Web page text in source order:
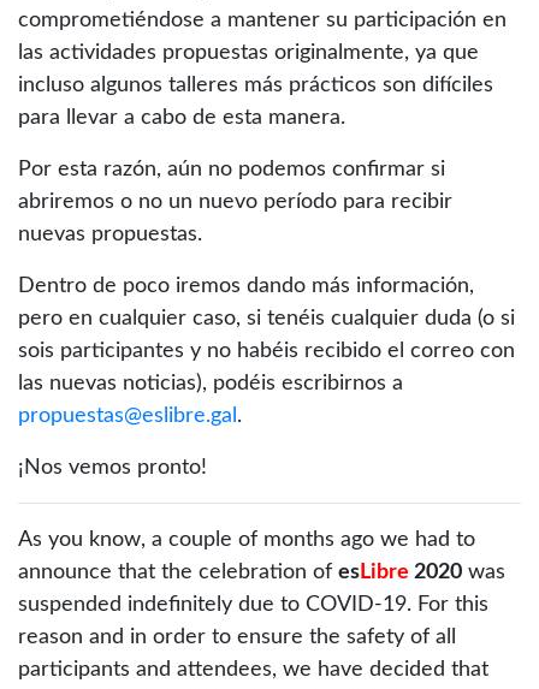
comprometiéndose a mantener su participación en
las actividades propuestas originalmente, ya que
incluso algunos talleres más prácticos son difíciles
para llevar a cabo de esta manera.
Por esta razón, aún no podemos confirmar si
abriremos o no un nuevo período para recibir
nuevas propuestas.
Dentro de poco iremos dando más información,
pero en cualquier caso, si tenéis cualquier duda (o si
sois participantes y no habéis recibido el correo con
las nuevas noticias), podéis escribirnos a
propuestas@eslibre.gal .
¡Nos vemos pronto!
As you know, a couple of months ago we had to
announce that the celebration of esLibre 2020 was
suspended indefinitely due to COVID-19. For this
reason and in order to ensure the safety of all
participants and attendees, we have decided that